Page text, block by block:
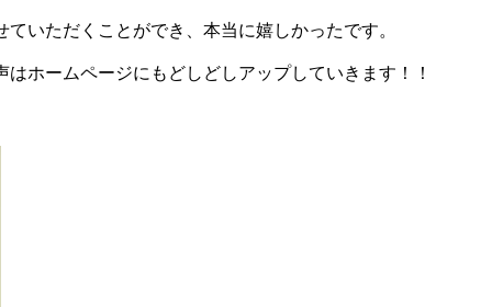
いただくことができ、本当に嬉しかったです。
ホームページにもどしどしアップしていきます！！